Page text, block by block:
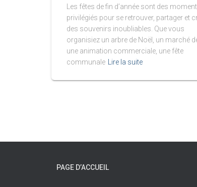
Les fêtes de fin d’année sont des
privilégiés pour se retrouver, partager et
des souvenirs inoubliables. Que vous
organisiez un arbre de Noël, un marché
une animation commerciale, une fête
communale
Lire la suite
PAGE D’ACCUEIL